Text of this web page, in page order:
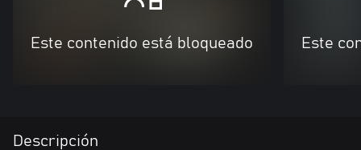
Este contenido está bloqueado Este
Descripción